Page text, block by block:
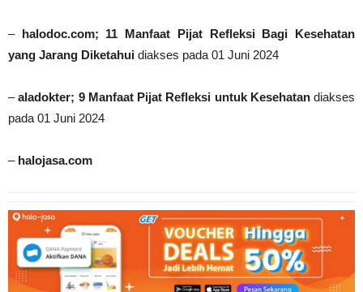
– halodoc.com; 11 Manfaat Pijat Refleksi Bagi Kesehatan
yang Jarang Diketahui diakses pada 01 Juni 2024
–aladokter; 9 Manfaat Pijat Refleksi untuk Kesehatan diakses
pada 01 Juni 2024
– halojasa.com